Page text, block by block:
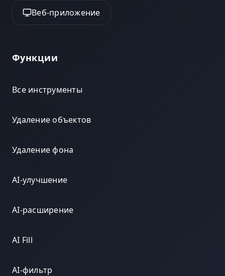
Веб-приложение
Функции
Все инструменты
Удаление объектов
Удаление фона
AI-улучшение
AI-расширение
AI Fill
AI-фильтр